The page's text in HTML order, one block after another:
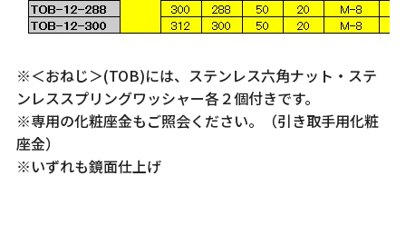
※＜おねじ＞(TOB)には、ステンレス六角ナット・ステ
ンレススプリングワッシャー各２個付きです。
※専用の化粧座金もご照会ください。（引き取手用化粧
座金）
※いずれも鏡面仕上げ